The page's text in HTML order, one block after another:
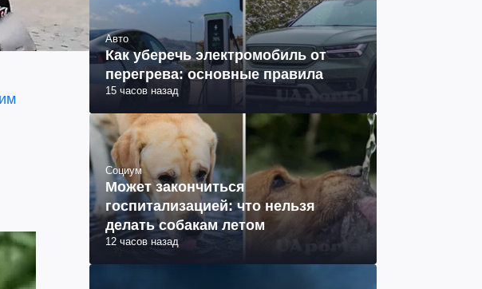
Авто
Как уберечь электромобиль от
перегрева: основные правила
15 часов назад
Социум
Может закончиться
госпитализацией: что нельзя
делать собакам летом
12 часов назад